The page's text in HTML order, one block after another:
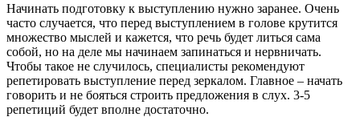
Начинать подготовку к выступлению нужно заранее. Очень
часто случается, что перед выступлением в голове крутится
множество мыслей и кажется, что речь будет литься сама
собой, но на деле мы начинаем запинаться и нервничать.
Чтобы такое не случилось, специалисты рекомендуют
репетировать выступление перед зеркалом. Главное – начать
говорить и не бояться строить предложения в слух. 3-5
репетиций будет вполне достаточно.